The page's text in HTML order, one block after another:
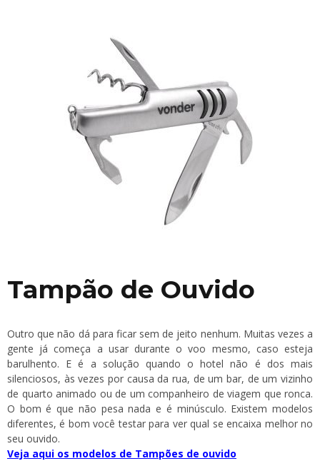
Tampão de Ouvido
Outro que não dá para ficar sem de jeito nenhum. Muitas vezes a
gente já começa a usar durante o voo mesmo, caso esteja
barulhento. E é a solução quando o hotel não é dos mais
silenciosos, às vezes por causa da rua, de um bar, de um vizinho
de quarto animado ou de um companheiro de viagem que ronca.
O bom é que não pesa nada e é minúsculo. Existem modelos
diferentes, é bom você testar para ver qual se encaixa melhor no
seu ouvido.
Veja aqui os modelos de Tampões de ouvido